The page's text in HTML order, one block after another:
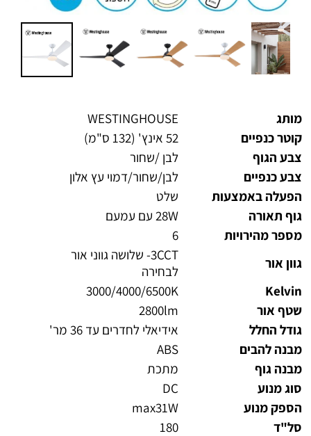
מותג
WESTINGHOUSE
קוטר כנפיים
52 אינץ' (132 ס"מ)
צבע הגוף
לבן /שחור
צבע כנפיים
לבן/שחור/דמוי עץ אלון
הפעלה באמצעות
שלט
גוף תאורה
28W עם עמעם
מספר מהירויות
6
גוון אור
3CCT- שלושה גווני אור
לבחירה
Kelvin
3000/4000/6500K
שטף אור
2800lm
גודל החלל
אידיאלי לחדרים עד 36 מר'
מבנה להבים
ABS
מבנה גוף
מתכת
סוג מנוע
DC
הספק מנוע
max31W
סל"ד
180